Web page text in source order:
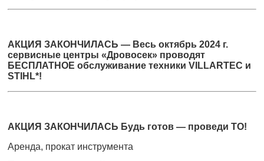
АКЦИЯ ЗАКОНЧИЛАСЬ — Весь октябрь 2024 г.
сервисные центры «Дровосек» проводят
БЕСПЛАТНОЕ обслуживание техники VILLARTEC и
STIHL*!
АКЦИЯ ЗАКОНЧИЛАСЬ Будь готов — проведи ТО!
Аренда, прокат инструмента